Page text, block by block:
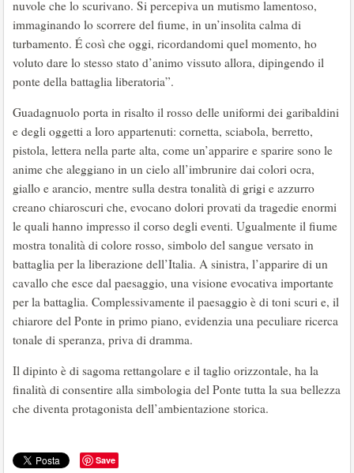
nuvole che lo scurivano. Si percepiva un mutismo lamentoso,
immaginando lo scorrere del fiume, in un’insolita calma di
turbamento. É così che oggi, ricordandomi quel momento, ho
voluto dare lo stesso stato d’animo vissuto allora, dipingendo il
ponte della battaglia liberatoria”.
Guadagnuolo porta in risalto il rosso delle uniformi dei garibaldini
e degli oggetti a loro appartenuti: cornetta, sciabola, berretto,
pistola, lettera nella parte alta, come un’apparire e sparire sono le
anime che aleggiano in un cielo all’imbrunire dai colori ocra,
giallo e arancio, mentre sulla destra tonalità di grigi e azzurro
creano chiaroscuri che, evocano dolori provati da tragedie enormi
le quali hanno impresso il corso degli eventi. Ugualmente il fiume
mostra tonalità di colore rosso, simbolo del sangue versato in
battaglia per la liberazione dell’Italia. A sinistra, l’apparire di un
cavallo che esce dal paesaggio, una visione evocativa importante
per la battaglia. Complessivamente il paesaggio è di toni scuri e, il
chiarore del Ponte in primo piano, evidenzia una peculiare ricerca
tonale di speranza, priva di dramma.
Il dipinto è di sagoma rettangolare e il taglio orizzontale, ha la
finalità di consentire alla simbologia del Ponte tutta la sua bellezza
che diventa protagonista dell’ambientazione storica.
Save